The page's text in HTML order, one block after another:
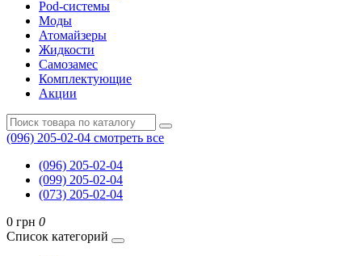
Pod-системы
Моды
Атомайзеры
Жидкости
Самозамес
Комплектующие
Акции
(096) 205-02-04 смотреть все
(096) 205-02-04
(099) 205-02-04
(073) 205-02-04
0 грн 0
Список категорий